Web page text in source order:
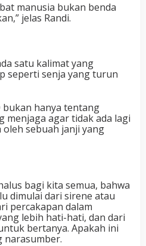
manusia bukan benda
jelas Randi.
satu kalimat yang
seperti senja yang turun
bukan hanya tentang
menjaga agar tidak ada lagi
oleh sebuah janji yang
bagi kita semua, bahwa
dimulai dari sirene atau
percakapan dalam
lebih hati-hati, dan dari
bertanya. Apakah ini
narasumber.